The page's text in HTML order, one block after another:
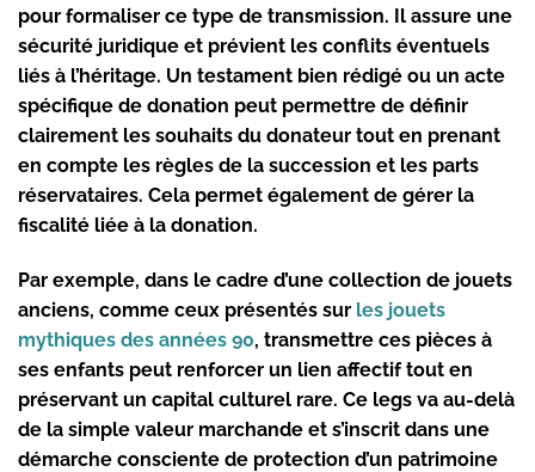
pour formaliser ce type de transmission. Il assure une
sécurité juridique et prévient les conflits éventuels
liés à l’héritage. Un testament bien rédigé ou un acte
spécifique de donation peut permettre de définir
clairement les souhaits du donateur tout en prenant
en compte les règles de la succession et les parts
réservataires. Cela permet également de gérer la
fiscalité liée à la donation.
Par exemple, dans le cadre d’une collection de jouets
anciens, comme ceux présentés sur les jouets
mythiques des années 90, transmettre ces pièces à
ses enfants peut renforcer un lien affectif tout en
préservant un capital culturel rare. Ce legs va au-delà
de la simple valeur marchande et s’inscrit dans une
démarche consciente de protection d’un patrimoine